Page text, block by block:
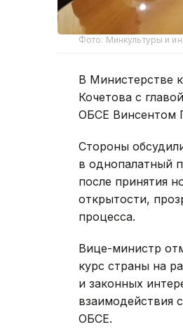
Фото: Минкультуры и
В Министерстве
Кочетова с
ОБСЕ Винсентом
Стороны
в однопалатный
после принятия
открытости,
процесса.
Вице-министр
курс страны на
и законных
ОБСЕ.